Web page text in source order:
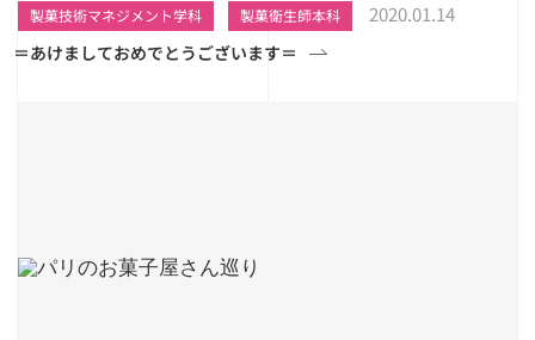
製菓技術マネジメント学科 製菓衛生師本科 2020.01.14
＝あけましておめでとうございます＝